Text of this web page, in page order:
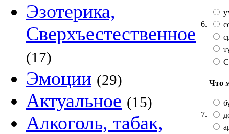
Эзотерика,
Сверхъестественное
(17)
Эмоции (29)
Актуальное (15)
Алкоголь, табак,
6.
7.
Что